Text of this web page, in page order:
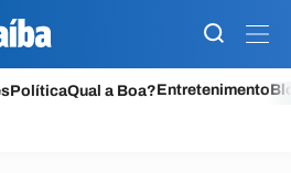
PolíticaQual a Boa?Entretenimento